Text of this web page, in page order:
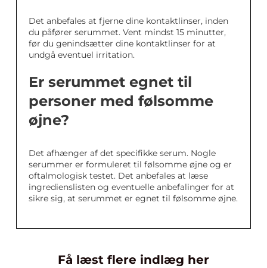
Det anbefales at fjerne dine kontaktlinser, inden
du påfører serummet. Vent mindst 15 minutter,
før du genindsætter dine kontaktlinser for at
undgå eventuel irritation.
Er serummet egnet til
personer med følsomme
øjne?
Det afhænger af det specifikke serum. Nogle
serummer er formuleret til følsomme øjne og er
oftalmologisk testet. Det anbefales at læse
ingredienslisten og eventuelle anbefalinger for at
sikre sig, at serummet er egnet til følsomme øjne.
Få læst flere indlæg her